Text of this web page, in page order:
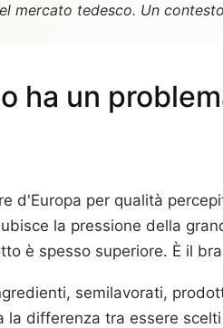
mercato tedesco. Un
ha un
d'Europa per qualità
la pressione della
è spesso superiore. È il
semilavorati,
differenza tra essere